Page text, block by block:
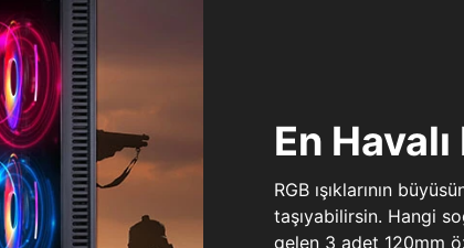
En
RGB ışıklarının
taşıyabilirsin. Hangi
gelen 3 adet 120mm